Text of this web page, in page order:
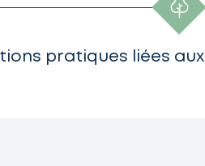
pratiques liées aux